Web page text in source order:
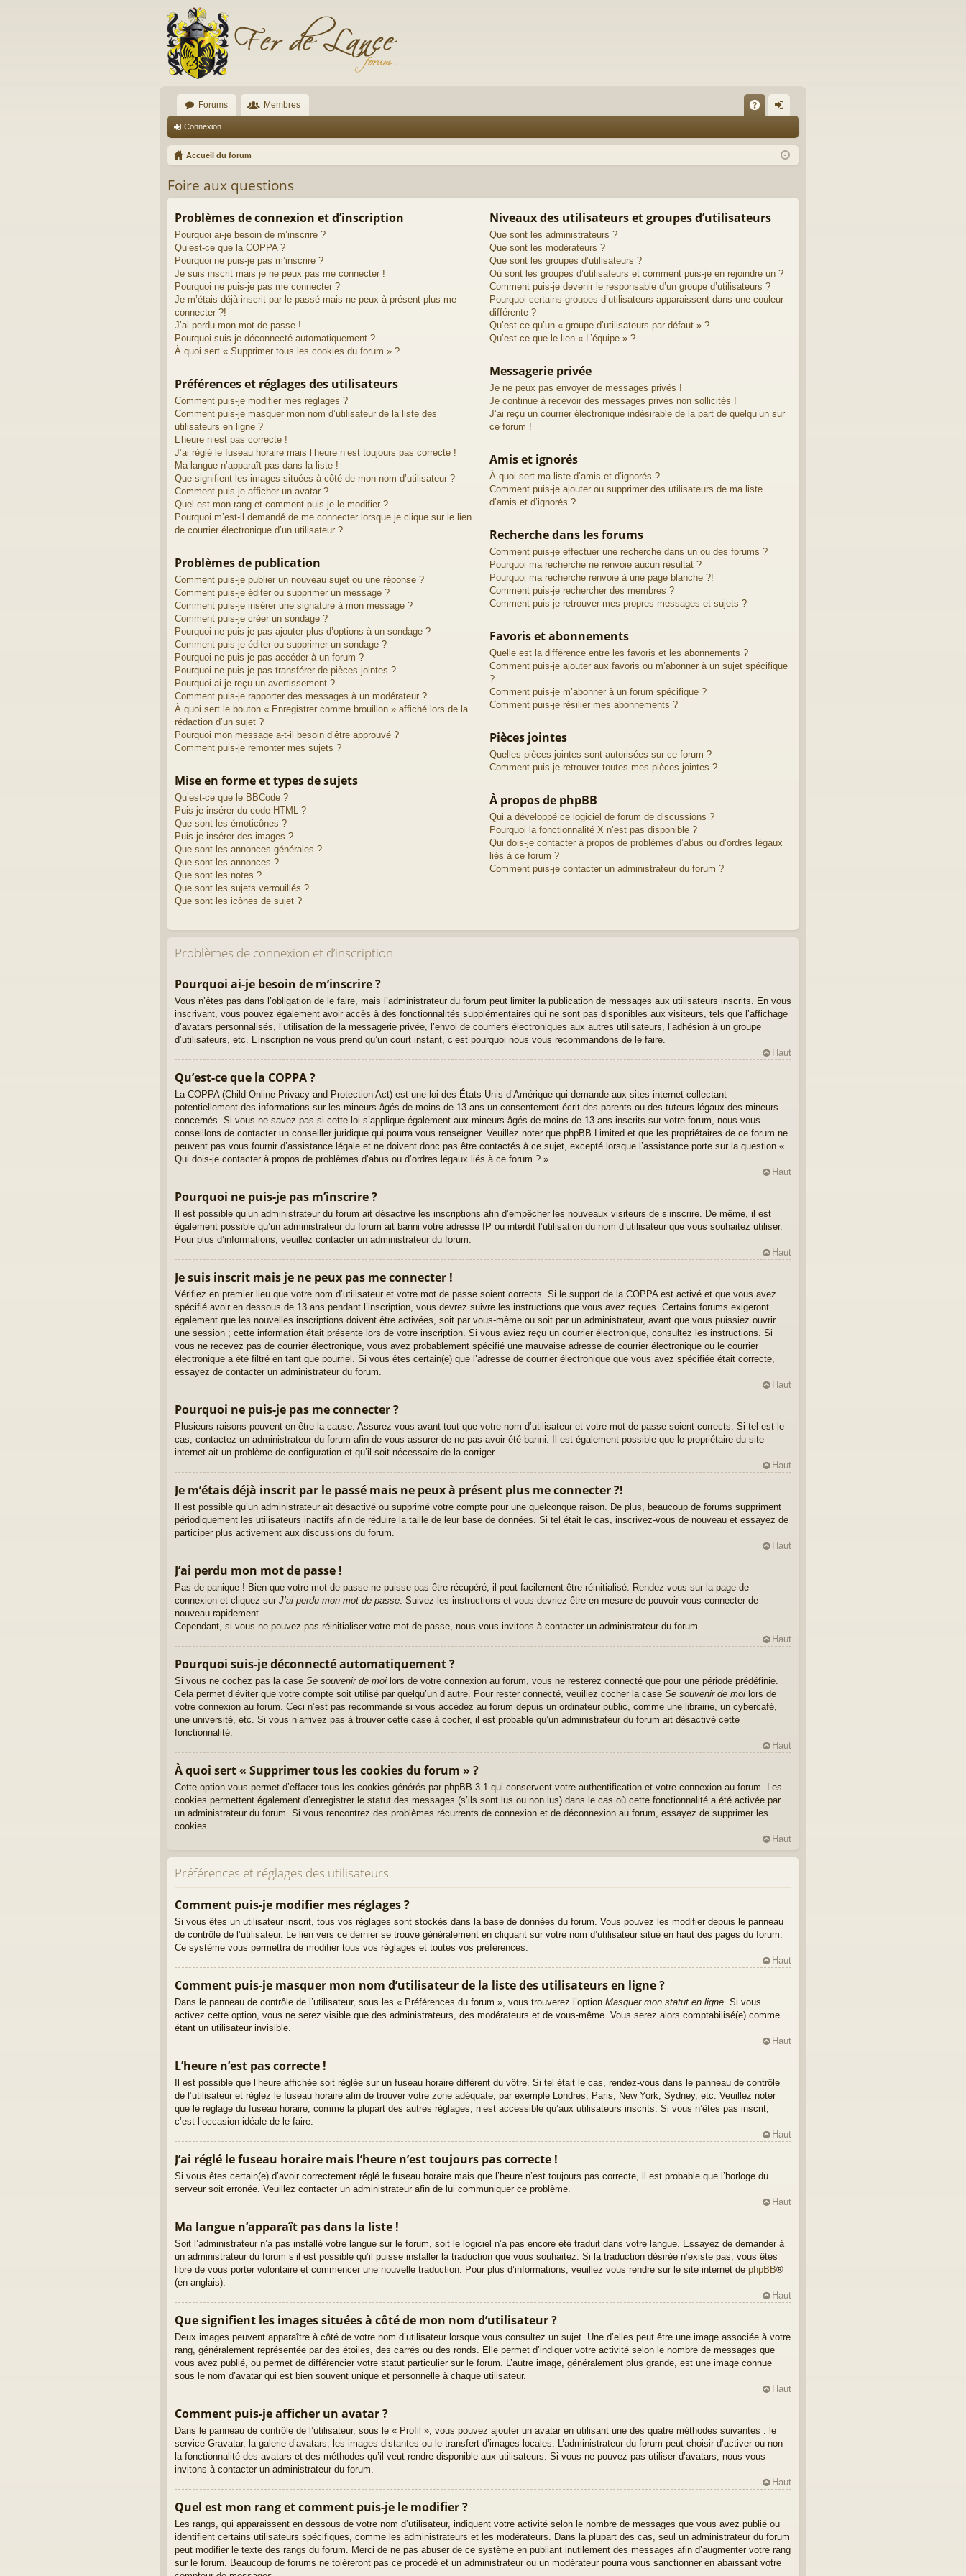
Forums Membres
Q ne
Connexion
Accueil du forum
Foire aux questions
Problèmes de connexion et d’inscription
Pourquoi ai-je besoin de m’inscrire ?
Qu’est-ce que la COPPA ?
Pourquoi ne puis-je pas m’inscrire ?
Je suis inscrit mais je ne peux pas me connecter !
Pourquoi ne puis-je pas me connecter ?
Je m’étais déjà inscrit par le passé mais ne peux à présent plus me
connecter ?!
J’ai perdu mon mot de passe !
Pourquoi suis-je déconnecté automatiquement ?
À quoi sert « Supprimer tous les cookies du forum » ?
Préférences et réglages des utilisateurs
Comment puis-je modifier mes réglages ?
Comment puis-je masquer mon nom d’utilisateur de la liste des
utilisateurs en ligne ?
L’heure n’est pas correcte !
J’ai réglé le fuseau horaire mais l’heure n’est toujours pas correcte !
Ma langue n’apparaît pas dans la liste !
Que signifient les images situées à côté de mon nom d’utilisateur ?
Comment puis-je afficher un avatar ?
Quel est mon rang et comment puis-je le modifier ?
Pourquoi m’est-il demandé de me connecter lorsque je clique sur le lien
de courrier électronique d’un utilisateur ?
Problèmes de publication
Comment puis-je publier un nouveau sujet ou une réponse ?
Comment puis-je éditer ou supprimer un message ?
Comment puis-je insérer une signature à mon message ?
Comment puis-je créer un sondage ?
Pourquoi ne puis-je pas ajouter plus d’options à un sondage ?
Comment puis-je éditer ou supprimer un sondage ?
Pourquoi ne puis-je pas accéder à un forum ?
Pourquoi ne puis-je pas transférer de pièces jointes ?
Pourquoi ai-je reçu un avertissement ?
Comment puis-je rapporter des messages à un modérateur ?
À quoi sert le bouton « Enregistrer comme brouillon » affiché lors de la
rédaction d’un sujet ?
Pourquoi mon message a-t-il besoin d’être approuvé ?
Comment puis-je remonter mes sujets ?
Mise en forme et types de sujets
Qu’est-ce que le BBCode ?
Puis-je insérer du code HTML ?
Que sont les émoticônes ?
Puis-je insérer des images ?
Que sont les annonces générales ?
Que sont les annonces ?
Que sont les notes ?
Que sont les sujets verrouillés ?
Que sont les icônes de sujet ?
Niveaux des utilisateurs et groupes d’utilisateurs
Que sont les administrateurs ?
Que sont les modérateurs ?
Que sont les groupes d’utilisateurs ?
Où sont les groupes d’utilisateurs et comment puis-je en rejoindre un ?
Comment puis-je devenir le responsable d’un groupe d’utilisateurs ?
Pourquoi certains groupes d’utilisateurs apparaissent dans une couleur
différente ?
Qu’est-ce qu’un « groupe d’utilisateurs par défaut » ?
Qu’est-ce que le lien « L’équipe » ?
Messagerie privée
Je ne peux pas envoyer de messages privés !
Je continue à recevoir des messages privés non sollicités !
J’ai reçu un courrier électronique indésirable de la part de quelqu’un sur
ce forum !
Amis et ignorés
À quoi sert ma liste d’amis et d’ignorés ?
Comment puis-je ajouter ou supprimer des utilisateurs de ma liste
d’amis et d’ignorés ?
Recherche dans les forums
Comment puis-je effectuer une recherche dans un ou des forums ?
Pourquoi ma recherche ne renvoie aucun résultat ?
Pourquoi ma recherche renvoie à une page blanche ?!
Comment puis-je rechercher des membres ?
Comment puis-je retrouver mes propres messages et sujets ?
Favoris et abonnements
Quelle est la différence entre les favoris et les abonnements ?
Comment puis-je ajouter aux favoris ou m’abonner à un sujet spécifique
?
Comment puis-je m’abonner à un forum spécifique ?
Comment puis-je résilier mes abonnements ?
Pièces jointes
Quelles pièces jointes sont autorisées sur ce forum ?
Comment puis-je retrouver toutes mes pièces jointes ?
À propos de phpBB
Qui a développé ce logiciel de forum de discussions ?
Pourquoi la fonctionnalité X n’est pas disponible ?
Qui dois-je contacter à propos de problèmes d’abus ou d’ordres légaux
liés à ce forum ?
Comment puis-je contacter un administrateur du forum ?
Problèmes de connexion et d’inscription
Pourquoi ai-je besoin de m’inscrire ?
Vous n’êtes pas dans l’obligation de le faire, mais l’administrateur du forum peut limiter la publication de messages aux utilisateurs inscrits. En vous
inscrivant, vous pouvez également avoir accès à des fonctionnalités supplémentaires qui ne sont pas disponibles aux visiteurs, tels que l’affichage
d’avatars personnalisés, l’utilisation de la messagerie privée, l’envoi de courriers électroniques aux autres utilisateurs, l’adhésion à un groupe
d’utilisateurs, etc. L’inscription ne vous prend qu’un court instant, c’est pourquoi nous vous recommandons de le faire.
Haut
Qu’est-ce que la COPPA ?
La COPPA (Child Online Privacy and Protection Act) est une loi des États-Unis d’Amérique qui demande aux sites internet collectant
potentiellement des informations sur les mineurs âgés de moins de 13 ans un consentement écrit des parents ou des tuteurs légaux des mineurs
concernés. Si vous ne savez pas si cette loi s’applique également aux mineurs âgés de moins de 13 ans inscrits sur votre forum, nous vous
conseillons de contacter un conseiller juridique qui pourra vous renseigner. Veuillez noter que phpBB Limited et que les propriétaires de ce forum ne
peuvent pas vous fournir d’assistance légale et ne doivent donc pas être contactés à ce sujet, excepté lorsque l’assistance porte sur la question «
Qui dois-je contacter à propos de problèmes d’abus ou d’ordres légaux liés à ce forum ? ».
Haut
Pourquoi ne puis-je pas m’inscrire ?
Il est possible qu’un administrateur du forum ait désactivé les inscriptions afin d’empêcher les nouveaux visiteurs de s’inscrire. De même, il est
également possible qu’un administrateur du forum ait banni votre adresse IP ou interdit l’utilisation du nom d’utilisateur que vous souhaitez utiliser.
Pour plus d’informations, veuillez contacter un administrateur du forum.
Haut
Je suis inscrit mais je ne peux pas me connecter !
Vérifiez en premier lieu que votre nom d’utilisateur et votre mot de passe soient corrects. Si le support de la COPPA est activé et que vous avez
spécifié avoir en dessous de 13 ans pendant l’inscription, vous devrez suivre les instructions que vous avez reçues. Certains forums exigeront
également que les nouvelles inscriptions doivent être activées, soit par vous-même ou soit par un administrateur, avant que vous puissiez ouvrir
une session ; cette information était présente lors de votre inscription. Si vous aviez reçu un courrier électronique, consultez les instructions. Si
vous ne recevez pas de courrier électronique, vous avez probablement spécifié une mauvaise adresse de courrier électronique ou le courrier
électronique a été filtré en tant que pourriel. Si vous êtes certain(e) que l’adresse de courrier électronique que vous avez spécifiée était correcte,
essayez de contacter un administrateur du forum.
Haut
Pourquoi ne puis-je pas me connecter ?
Plusieurs raisons peuvent en être la cause. Assurez-vous avant tout que votre nom d’utilisateur et votre mot de passe soient corrects. Si tel est le
cas, contactez un administrateur du forum afin de vous assurer de ne pas avoir été banni. Il est également possible que le propriétaire du site
internet ait un problème de configuration et qu’il soit nécessaire de la corriger.
Haut
Je m’étais déjà inscrit par le passé mais ne peux à présent plus me connecter ?!
Il est possible qu’un administrateur ait désactivé ou supprimé votre compte pour une quelconque raison. De plus, beaucoup de forums suppriment
périodiquement les utilisateurs inactifs afin de réduire la taille de leur base de données. Si tel était le cas, inscrivez-vous de nouveau et essayez de
participer plus activement aux discussions du forum.
Haut
J’ai perdu mon mot de passe !
Pas de panique ! Bien que votre mot de passe ne puisse pas être récupéré, il peut facilement être réinitialisé. Rendez-vous sur la page de
connexion et cliquez sur J’ai perdu mon mot de passe. Suivez les instructions et vous devriez être en mesure de pouvoir vous connecter de
nouveau rapidement.
Cependant, si vous ne pouvez pas réinitialiser votre mot de passe, nous vous invitons à contacter un administrateur du forum.
Haut
Pourquoi suis-je déconnecté automatiquement ?
Si vous ne cochez pas la case Se souvenir de moi lors de votre connexion au forum, vous ne resterez connecté que pour une période prédéfinie.
Cela permet d’éviter que votre compte soit utilisé par quelqu’un d’autre. Pour rester connecté, veuillez cocher la case Se souvenir de moi lors de
votre connexion au forum. Ceci n’est pas recommandé si vous accédez au forum depuis un ordinateur public, comme une librairie, un cybercafé,
une université, etc. Si vous n’arrivez pas à trouver cette case à cocher, il est probable qu’un administrateur du forum ait désactivé cette
fonctionnalité.
Haut
À quoi sert « Supprimer tous les cookies du forum » ?
Cette option vous permet d’effacer tous les cookies générés par phpBB 3.1 qui conservent votre authentification et votre connexion au forum. Les
cookies permettent également d’enregistrer le statut des messages (s’ils sont lus ou non lus) dans le cas où cette fonctionnalité a été activée par
un administrateur du forum. Si vous rencontrez des problèmes récurrents de connexion et de déconnexion au forum, essayez de supprimer les
cookies.
Haut
Préférences et réglages des utilisateurs
Comment puis-je modifier mes réglages ?
Si vous êtes un utilisateur inscrit, tous vos réglages sont stockés dans la base de données du forum. Vous pouvez les modifier depuis le panneau
de contrôle de l’utilisateur. Le lien vers ce dernier se trouve généralement en cliquant sur votre nom d’utilisateur situé en haut des pages du forum.
Ce système vous permettra de modifier tous vos réglages et toutes vos préférences.
Haut
Comment puis-je masquer mon nom d’utilisateur de la liste des utilisateurs en ligne ?
Dans le panneau de contrôle de l’utilisateur, sous les « Préférences du forum », vous trouverez l’option Masquer mon statut en ligne . Si vous
activez cette option, vous ne serez visible que des administrateurs, des modérateurs et de vous-même. Vous serez alors comptabilisé(e) comme
étant un utilisateur invisible.
Haut
L’heure n’est pas correcte !
Il est possible que l’heure affichée soit réglée sur un fuseau horaire différent du vôtre. Si tel était le cas, rendez-vous dans le panneau de contrôle
de l’utilisateur et réglez le fuseau horaire afin de trouver votre zone adéquate, par exemple Londres, Paris, New York, Sydney, etc. Veuillez noter
que le réglage du fuseau horaire, comme la plupart des autres réglages, n’est accessible qu’aux utilisateurs inscrits. Si vous n’êtes pas inscrit,
c’est l’occasion idéale de le faire.
Haut
J’ai réglé le fuseau horaire mais l’heure n’est toujours pas correcte !
Si vous êtes certain(e) d’avoir correctement réglé le fuseau horaire mais que l’heure n’est toujours pas correcte, il est probable que l’horloge du
serveur soit erronée. Veuillez contacter un administrateur afin de lui communiquer ce problème.
Haut
Ma langue n’apparaît pas dans la liste !
Soit l’administrateur n’a pas installé votre langue sur le forum, soit le logiciel n’a pas encore été traduit dans votre langue. Essayez de demander à
un administrateur du forum s’il est possible qu’il puisse installer la traduction que vous souhaitez. Si la traduction désirée n’existe pas, vous êtes
libre de vous porter volontaire et commencer une nouvelle traduction. Pour plus d’informations, veuillez vous rendre sur le site internet de phpBB®
(en anglais).
Haut
Que signifient les images situées à côté de mon nom d’utilisateur ?
Deux images peuvent apparaître à côté de votre nom d’utilisateur lorsque vous consultez un sujet. Une d’elles peut être une image associée à votre
rang, généralement représentée par des étoiles, des carrés ou des ronds. Elle permet d’indiquer votre activité selon le nombre de messages que
vous avez publié, ou permet de différencier votre statut particulier sur le forum. L’autre image, généralement plus grande, est une image connue
sous le nom d’avatar qui est bien souvent unique et personnelle à chaque utilisateur.
Haut
Comment puis-je afficher un avatar ?
Dans le panneau de contrôle de l’utilisateur, sous le « Profil », vous pouvez ajouter un avatar en utilisant une des quatre méthodes suivantes : le
service Gravatar, la galerie d’avatars, les images distantes ou le transfert d’images locales. L’administrateur du forum peut choisir d’activer ou non
la fonctionnalité des avatars et des méthodes qu’il veut rendre disponible aux utilisateurs. Si vous ne pouvez pas utiliser d’avatars, nous vous
invitons à contacter un administrateur du forum.
Haut
Quel est mon rang et comment puis-je le modifier ?
Les rangs, qui apparaissent en dessous de votre nom d’utilisateur, indiquent votre activité selon le nombre de messages que vous avez publié ou
identifient certains utilisateurs spécifiques, comme les administrateurs et les modérateurs. Dans la plupart des cas, seul un administrateur du forum
peut modifier le texte des rangs du forum. Merci de ne pas abuser de ce système en publiant inutilement des messages afin d’augmenter votre rang
sur le forum. Beaucoup de forums ne toléreront pas ce procédé et un administrateur ou un modérateur pourra vous sanctionner en abaissant votre